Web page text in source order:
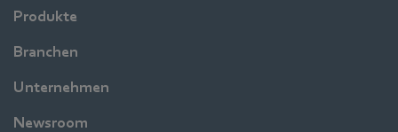
Produkte
Branchen
Unternehmen
Newsroom